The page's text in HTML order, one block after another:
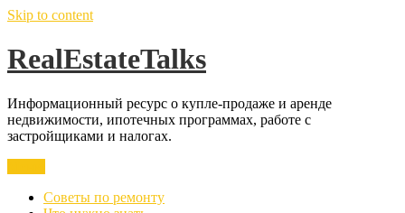
Skip to content
RealEstateTalks
Информационный ресурс о купле-продаже и аренде
недвижимости, ипотечных программах, работе с
застройщиками и налогах.
Советы по ремонту